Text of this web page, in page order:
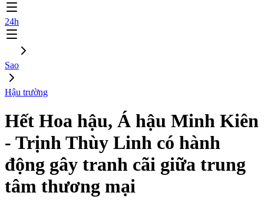
24h
Sao
Hậu trường
Hết Hoa hậu, Á hậu Minh Kiên
- Trịnh Thùy Linh có hành
động gây tranh cãi giữa trung
tâm thương mại